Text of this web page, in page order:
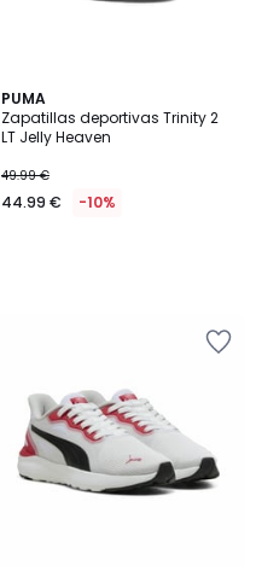
PUMA
Zapatillas deportivas Trinity 2
LT Jelly Heaven
49.99 €
44.99 € -10%